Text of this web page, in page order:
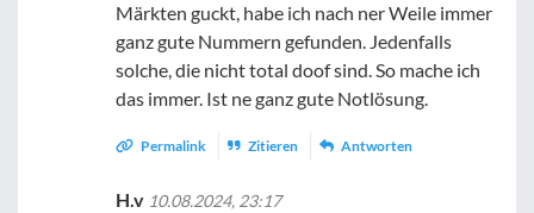
Märkten guckt, habe ich nach ner Weile immer
ganz gute Nummern gefunden. Jedenfalls
solche, die nicht total doof sind. So mache ich
das immer. Ist ne ganz gute Notlösung.
Permalink Zitieren Antworten
H.v 10.08.2024, 23:17